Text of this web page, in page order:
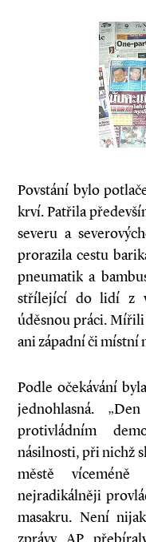
Povstání bylo
krví. Patřila
severu a
prorazila cestu
pneumatik a
střílející do lidí z
úděsnou práci.
ani západní či místní
Podle očekávání
jednohlasná.
protivládním
násilnosti, při nichž
městě
nejradikálněji
masakru. Není